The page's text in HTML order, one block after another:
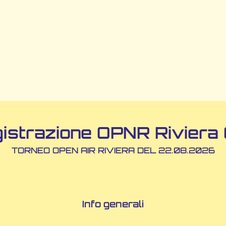
OPNR Riviera
TORNEO OPEN AIR RIVIERA DEL 22.08.2026
Info generali